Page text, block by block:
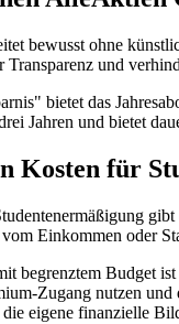
bewusst ohne
und
bietet das
Jahren und bietet
Kosten für
Einkommen oder
begrenztem Budget
Zugang nutzen
eigene finanzielle